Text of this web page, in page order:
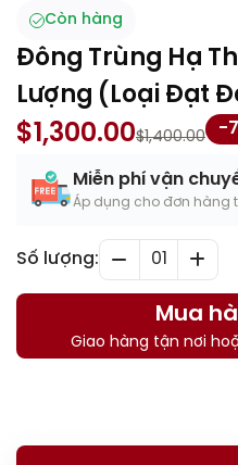
Còn hàng
Đông Trùng Hạ
Lượng (Loại Đạt
$1,400.00
Original
price
was:
$1,400.00.
$1,300.00
Current
price
is:
$1,300.00.
-
Miễn phí vận
Áp dụng cho đơn hàng
Số lượng: 01
Mua
Giao hàng tận nơi